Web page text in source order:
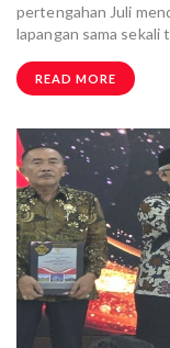
pertengahan Juli
lapangan sama sekali
READ MORE